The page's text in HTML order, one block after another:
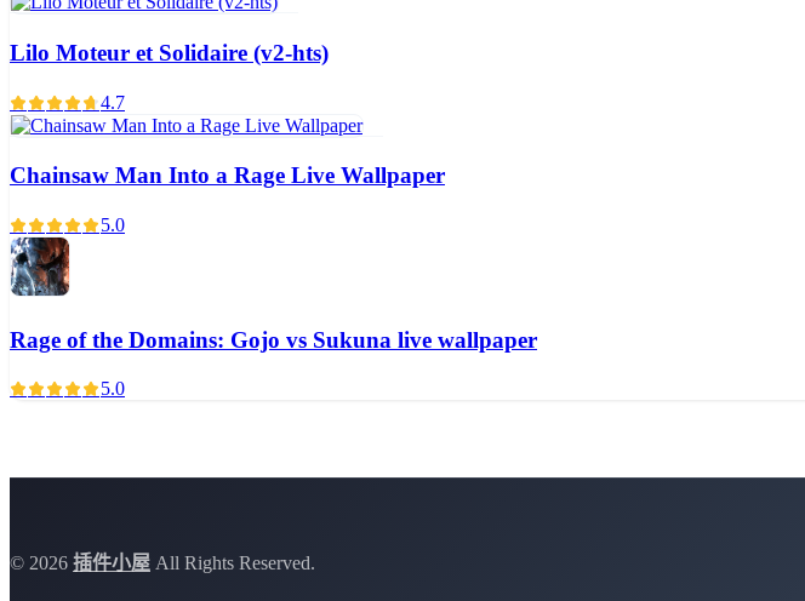
Lilo Moteur et Solidaire (v2-hts)
4.7
Chainsaw Man Into a Rage Live Wallpaper
5.0
Rage of the Domains: Gojo vs Sukuna live wallpaper
5.0
© 2026 插件小屋 All Rights Reserved.